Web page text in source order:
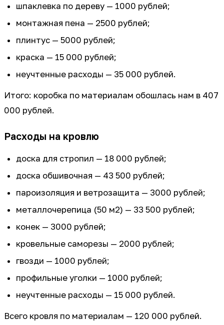
шпаклевка по дереву — 1000 рублей;
монтажная пена — 2500 рублей;
плинтус — 5000 рублей;
краска — 15 000 рублей;
неучтенные расходы — 35 000 рублей.
Итого: коробка по материалам обошлась нам в 407
000 рублей.
Расходы на кровлю
доска для стропил — 18 000 рублей;
доска обшивочная — 43 500 рублей;
пароизоляция и ветрозащита — 3000 рублей;
металлочерепица (50 м2) — 33 500 рублей;
конек — 3000 рублей;
кровельные саморезы — 2000 рублей;
гвозди — 1000 рублей;
профильные уголки — 1000 рублей;
неучтенные расходы — 15 000 рублей.
Всего кровля по материалам — 120 000 рублей.